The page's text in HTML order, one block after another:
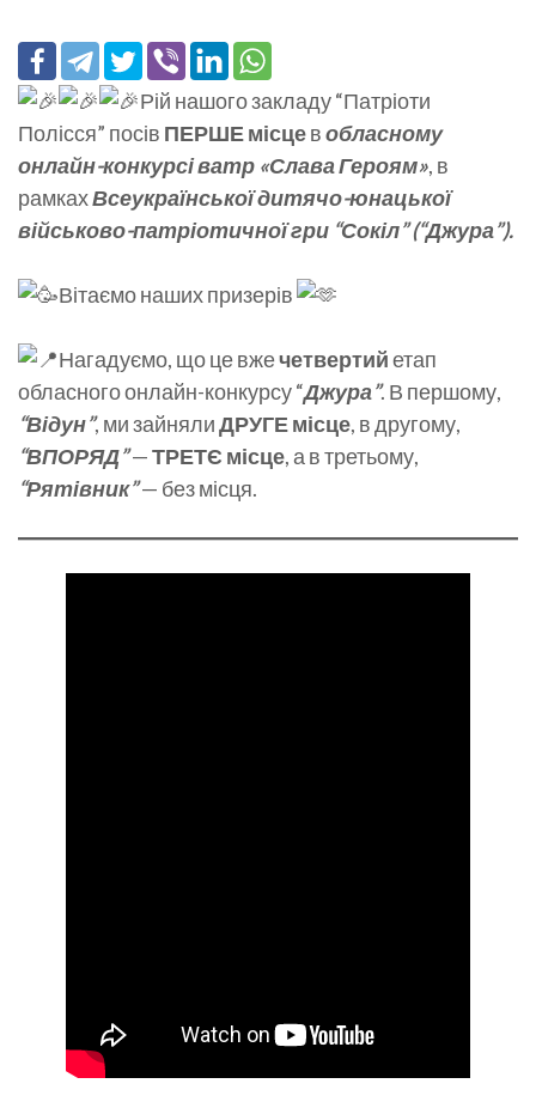
Рій нашого закладу “Патріоти
Полісся” посів ПЕРШЕ місцевобласному
онлайн-конкурсі ватр «Слава Героям», в
рамкахВсеукраїнської дитячо-юнацької
військово-патріотичної гри “Сокіл” (“Джура”).
Вітаємо наших призерів
Нагадуємо, що це вжечетвертийетап
обласного онлайн-конкурсу “Джура”. В першому,
“Відун”, ми зайнялиДРУГЕ місце, в другому,
“ВПОРЯД”—ТРЕТЄ місце, а в третьому,
“Рятівник”— без місця.